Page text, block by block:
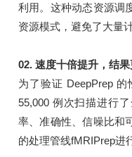
利用。这种动态资源调
资源模式，避免了大量
02. 速度十倍提升，结
为了验证 DeepPrep
55,000 例次扫描进行
率、准确性、信噪比和
的处理管线fMRIPrep进